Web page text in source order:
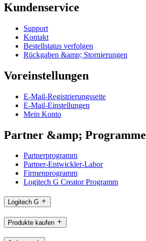
Kundenservice
Support
Kontakt
Bestellstatus verfolgen
Rückgaben &amp; Stornierungen
Voreinstellungen
E-Mail-Registrierungsseite
E-Mail-Einstellungen
Mein Konto
Partner &amp; Programme
Partnerprogramm
Partner-Entwickler-Labor
Firmenprogramm
Logitech G Creator Programm
Logitech G
Produkte kaufen